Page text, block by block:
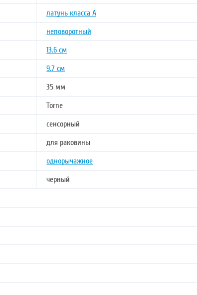
латунь класса А
неповоротный
13.6 см
9.7 см
35 мм
Torne
сенсорный
для раковины
однорычажное
черный